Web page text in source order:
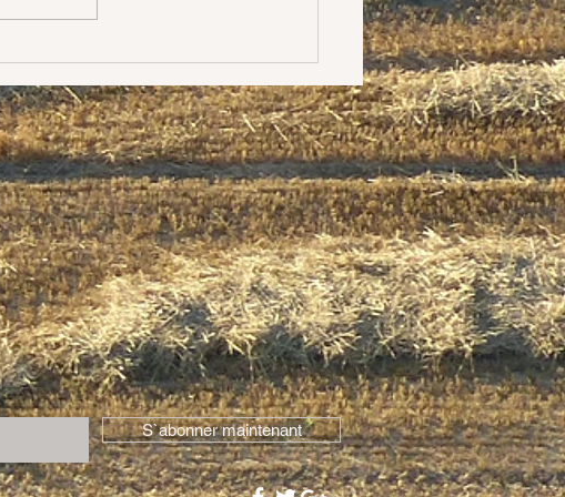
mes écrits (depuis...
S`abonner maintenant